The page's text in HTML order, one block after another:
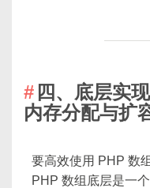
四、底层实
内存分配与扩
要高效使用 PHP 数
PHP 数组底层是一个